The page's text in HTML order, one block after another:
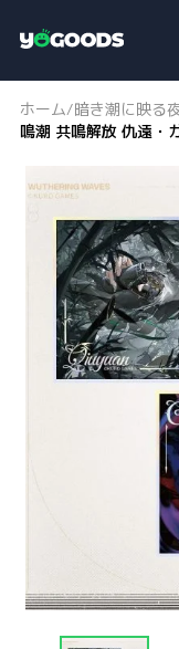
o
g
o
o
ホーム/暗き潮に映る
鳴潮 共鳴解放 仇遠・